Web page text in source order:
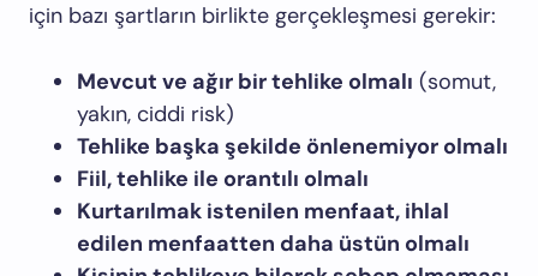
için bazı şartların birlikte gerçekleşmesi gerekir:
Mevcut ve ağır bir tehlike olmalı (somut,
yakın, ciddi risk)
Tehlike başka şekilde önlenemiyor olmalı
Fiil, tehlike ile orantılı olmalı
Kurtarılmak istenilen menfaat, ihlal
edilen menfaatten daha üstün olmalı